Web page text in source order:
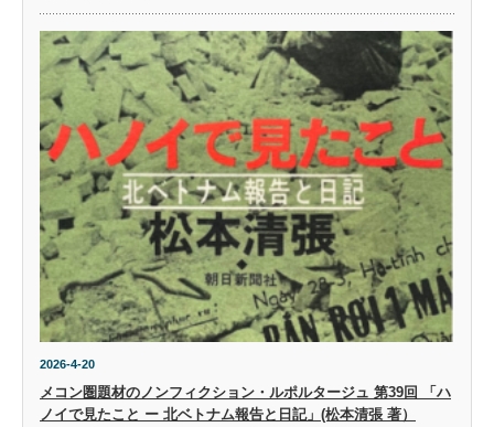
2026-4-20
メコン圏題材のノンフィクション・ルポルタージュ 第39回 「ハ
ノイで見たこと ー 北ベトナム報告と日記」(松本清張 著）